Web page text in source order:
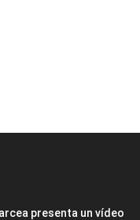
presenta un vídeo